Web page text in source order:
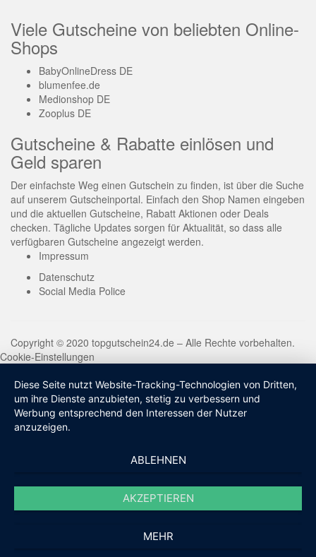
Viele Gutscheine von beliebten Online-
Shops
BabyOnlineDress DE
blumenfee.de
Medionshop DE
Zooplus DE
Gutscheine & Rabatte einlösen und
Geld sparen
Der einfachste Weg einen Gutschein zu finden, ist über die Suche
auf unserem Gutscheinportal. Einfach den Shop Namen eingeben
und die aktuellen Gutscheine, Rabatt Aktionen oder Deals
checken. Tägliche Updates sorgen für Aktualität, so dass alle
verfügbaren Gutscheine angezeigt werden.
Impressum
Datenschutz
Social Media Police
Copyright © 2020 topgutschein24.de – Alle Rechte vorbehalten.
Cookie-Einstellungen
Diese Seite nutzt Website-Tracking-Technologien von Dritten,
um ihre Dienste anzubieten, stetig zu verbessern und
Werbung entsprechend den Interessen der Nutzer
anzuzeigen.
ABLEHNEN
AKZEPTIEREN
MEHR